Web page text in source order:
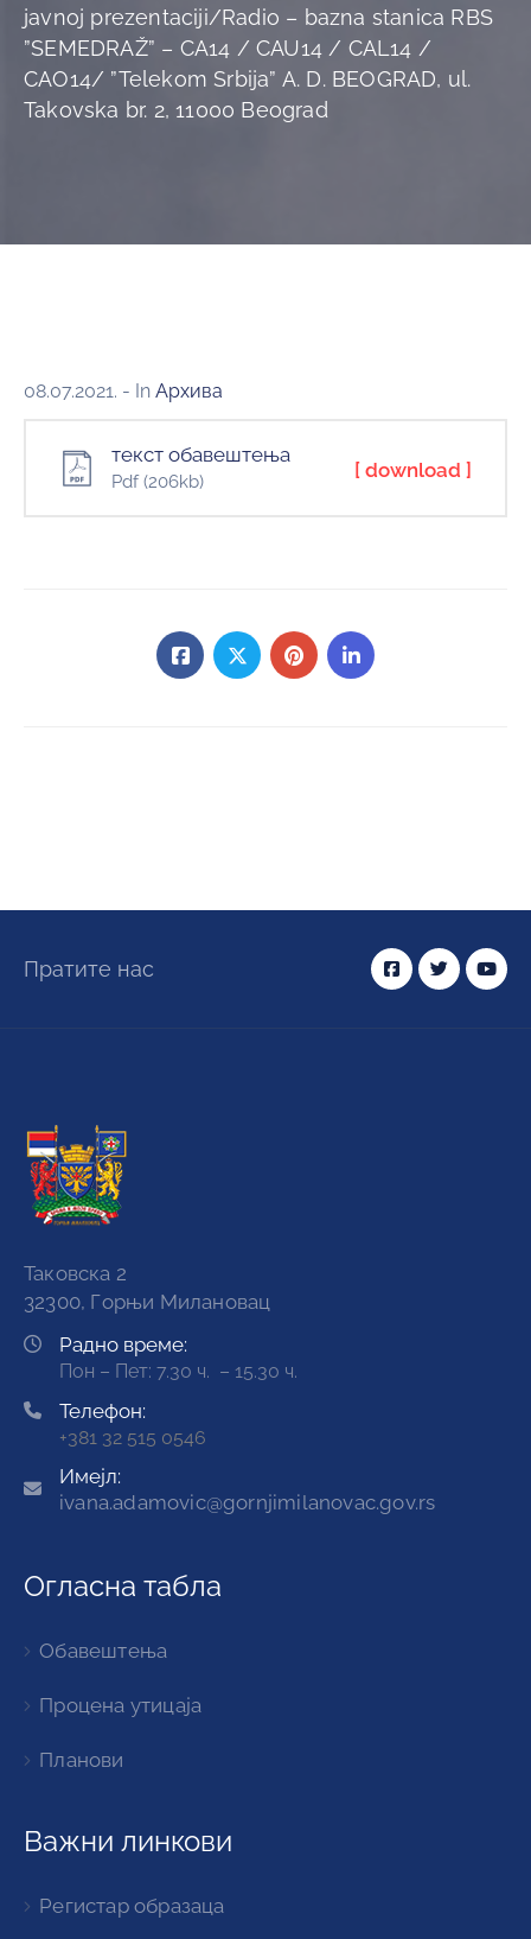
javnoj prezentaciji/Radio – bazna stanica RBS
”SEMEDRAŽ” – CA14 / CAU14 / CAL14 /
CAO14/ ”Telekom Srbija” A. D. BEOGRAD, ul.
Takovska br. 2, 11000 Beograd
08.07.2021. - In Архива
текст обавештења
Pdf(206kb) [ download ]
Пратите нас
Таковска 2
32300, Горњи Милановац
Радно време:
Пон – Пет: 7.30 ч. – 15.30 ч.
Телефон:
+381 32 515 0546
Имејл:
ivana.adamovic@gornjimilanovac.gov.rs
Огласна табла
Обавештења
Процена утицаја
Планови
Важни линкови
Регистар образаца